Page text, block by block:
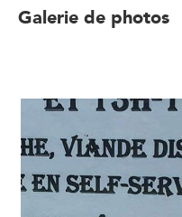
Galerie de photos